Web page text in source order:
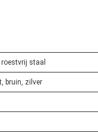
staal
bruin, zilver